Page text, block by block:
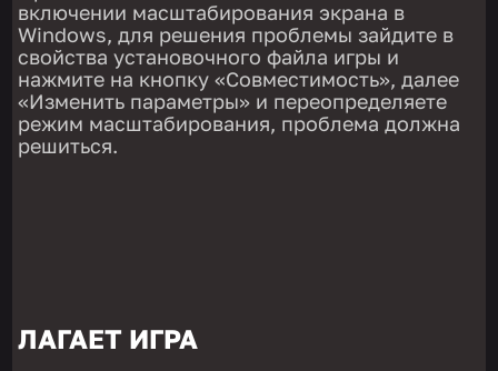
включении масштабирования экрана в
Windows, для решения проблемы зайдите в
свойства установочного файла игры и
нажмите на кнопку «Совместимость», далее
«Изменить параметры» и переопределяете
режим масштабирования, проблема должна
решиться.
ЛАГАЕТ ИГРА